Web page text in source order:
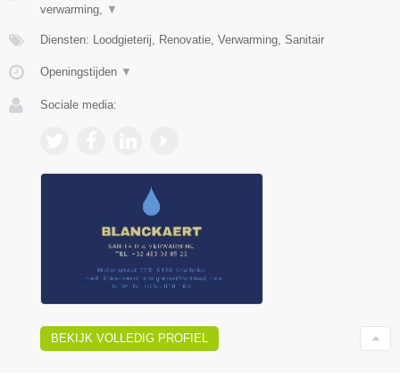
verwarming,
▼
Diensten: Loodgieterij, Renovatie, Verwarming, Sanitair
Openingstijden ▼
Sociale media:
BEKIJK VOLLEDIG PROFIEL